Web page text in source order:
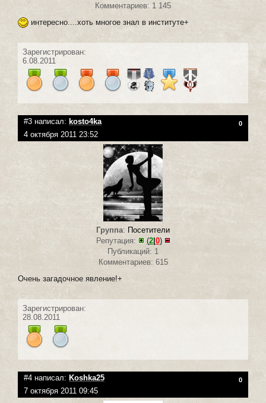
Комментариев: 1 145
интересно....хоть многое знал в институте+
Зарегистрирован:
6.08.2011
#3 написал: kosto4ka 0
4 октября 2011 23:52
Группа: Посетители
Репутация:
(2| 0)
Публикаций: 1
Комментариев: 615
Очень загадочное явление!+
Зарегистрирован:
28.08.2011
#4 написал: Koshka25 0
7 октября 2011 09:45